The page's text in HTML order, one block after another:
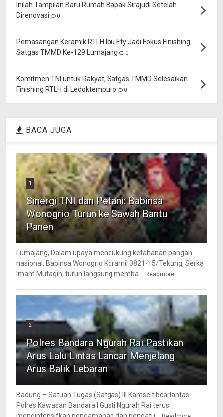
Inilah Tampilan Baru Rumah Bapak Sirajudi Setelah
Direnovasi
0
Pemasangan Keramik RTLH Ibu Ety Jadi Fokus Finishing
Satgas TMMD Ke-129 Lumajang
0
Komitmen TNI untuk Rakyat, Satgas TMMD Selesaikan
Finishing RTLH di Ledoktempuro
0
BACA JUGA
1
Sinergi TNI dan Petani: Babinsa
Wonogrio Turun ke Sawah Bantu
Panen
Lumajang, Dalam upaya mendukung ketahanan pangan
nasional, Babinsa Wonogrio Koramil 0821-15/Tekung, Serka
Imam Mutaqin, turun langsung memba...
Readmore
2
Polres Bandara Ngurah Rai Pastikan
Arus Lalu Lintas Lancar Menjelang
Arus Balik Lebaran
Badung – Satuan Tugas (Satgas) III Kamseltibcarlantas
Polres Kawasan Bandara I Gusti Ngurah Rai terus
mengintensifkan pengamanan dan pengatu...